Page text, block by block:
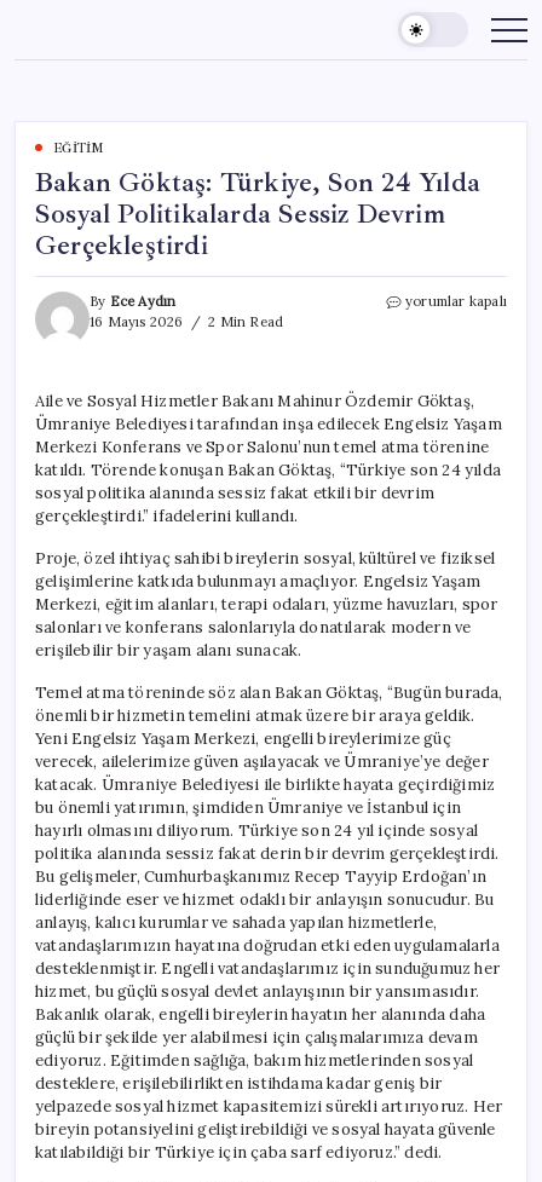
content
EĞITIM
Bakan Göktaş: Türkiye, Son 24 Yılda
Sosyal Politikalarda Sessiz Devrim
Gerçekleştirdi
By Ece Aydın
16 Mayıs 2026
2 Min Read
Bakan
Yılda
Sosyal
Politikalarda
Sessiz
Devrim
yorumlar kapalı
Aile ve Sosyal Hizmetler Bakanı Mahinur Özdemir Göktaş,
Ümraniye Belediyesi tarafından inşa edilecek Engelsiz Yaşam
Merkezi Konferans ve Spor Salonu’nun temel atma törenine
katıldı. Törende konuşan Bakan Göktaş, “Türkiye son 24 yılda
sosyal politika alanında sessiz fakat etkili bir devrim
gerçekleştirdi.” ifadelerini kullandı.
Proje, özel ihtiyaç sahibi bireylerin sosyal, kültürel ve fiziksel
gelişimlerine katkıda bulunmayı amaçlıyor. Engelsiz Yaşam
Merkezi, eğitim alanları, terapi odaları, yüzme havuzları, spor
salonları ve konferans salonlarıyla donatılarak modern ve
erişilebilir bir yaşam alanı sunacak.
Temel atma töreninde söz alan Bakan Göktaş, “Bugün burada,
önemli bir hizmetin temelini atmak üzere bir araya geldik.
Yeni Engelsiz Yaşam Merkezi, engelli bireylerimize güç
verecek, ailelerimize güven aşılayacak ve Ümraniye’ye değer
katacak. Ümraniye Belediyesi ile birlikte hayata geçirdiğimiz
bu önemli yatırımın, şimdiden Ümraniye ve İstanbul için
hayırlı olmasını diliyorum. Türkiye son 24 yıl içinde sosyal
politika alanında sessiz fakat derin bir devrim gerçekleştirdi.
Bu gelişmeler, Cumhurbaşkanımız Recep Tayyip Erdoğan’ın
liderliğinde eser ve hizmet odaklı bir anlayışın sonucudur. Bu
anlayış, kalıcı kurumlar ve sahada yapılan hizmetlerle,
vatandaşlarımızın hayatına doğrudan etki eden uygulamalarla
desteklenmiştir. Engelli vatandaşlarımız için sunduğumuz her
hizmet, bu güçlü sosyal devlet anlayışının bir yansımasıdır.
Bakanlık olarak, engelli bireylerin hayatın her alanında daha
güçlü bir şekilde yer alabilmesi için çalışmalarımıza devam
ediyoruz. Eğitimden sağlığa, bakım hizmetlerinden sosyal
desteklere, erişilebilirlikten istihdama kadar geniş bir
yelpazede sosyal hizmet kapasitemizi sürekli artırıyoruz. Her
bireyin potansiyelini geliştirebildiği ve sosyal hayata güvenle
katılabildiği bir Türkiye için çaba sarf ediyoruz.” dedi.